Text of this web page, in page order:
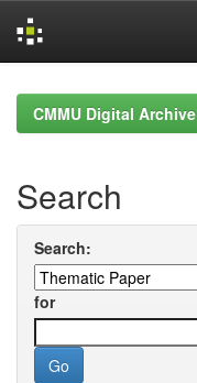
navigationCMMU Digital Archive
Search
Search:
for